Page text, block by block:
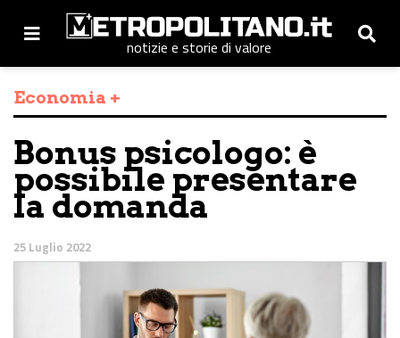
notizie e storie di valore
Economia +
Bonus psicologo: è
possibile presentare
la domanda
25 Luglio 2022